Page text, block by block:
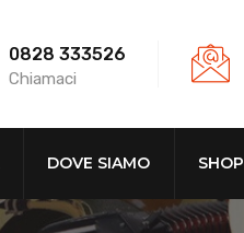
0828 333526
Chiamaci
DOVE SIAMO SHOP